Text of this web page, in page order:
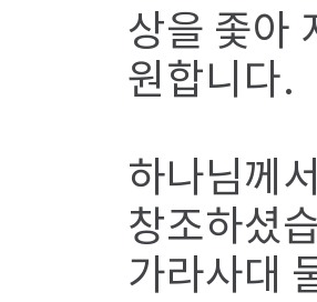
상을 좇아
원합니다.
하나님께
창조하셨
가라사대